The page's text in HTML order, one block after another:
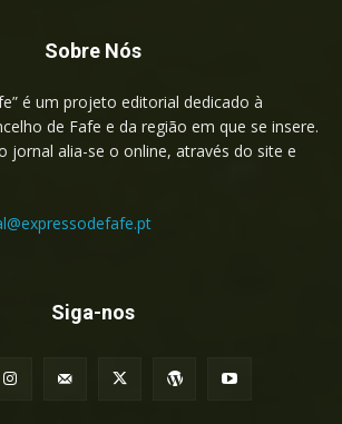
Sobre Nós
é um projeto editorial dedicado à
de Fafe e da região em que se insere.
jornal alia-se o online, através do site e
Siga-nos